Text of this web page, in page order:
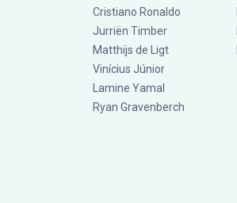
Cristiano Ronaldo
Jurriën Timber
Matthijs de Ligt
Vinícius Júnior
Lamine Yamal
Ryan Gravenberch